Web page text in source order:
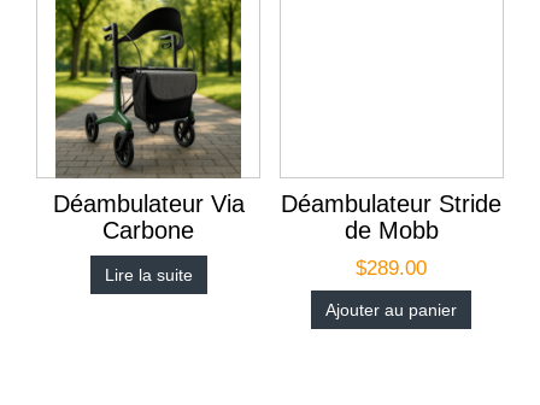
Déambulateur Via
Carbone
Lire la suite
Déambulateur Stride
de Mobb
$289.00
Ajouter au panier